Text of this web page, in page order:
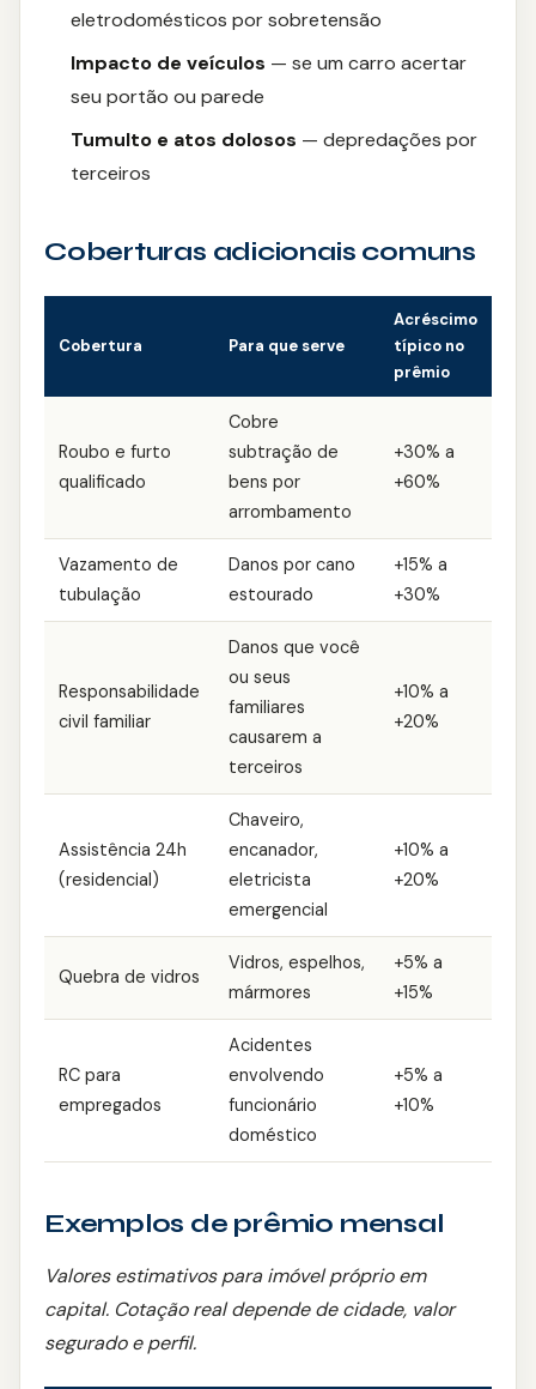
eletrodomésticos por sobretensão
Impacto de veículos — se um carro acertar
seu portão ou parede
Tumulto e atos dolosos — depredações por
terceiros
Coberturas adicionais comuns
Cobertura Para que serve
Acréscimo
típico no
prêmio
Roubo e furto
qualificado
Cobre
subtração de
bens por
arrombamento
+30% a
+60%
Vazamento de
tubulação
Danos por cano
estourado
+15% a
+30%
Responsabilidade
civil familiar
Danos que você
ou seus
familiares
causarem a
terceiros
+10% a
+20%
Assistência 24h
(residencial)
Chaveiro,
encanador,
eletricista
emergencial
+10% a
+20%
Quebra de vidros
Vidros, espelhos,
mármores
+5% a
+15%
RC para
empregados
Acidentes
envolvendo
funcionário
doméstico
+5% a
+10%
Exemplos de prêmio mensal
Valores estimativos para imóvel próprio em
capital. Cotação real depende de cidade, valor
segurado e perfil.